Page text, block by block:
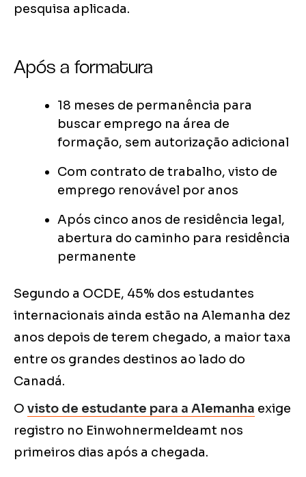
pesquisa aplicada.
Após a formatura
18 meses de permanência para
buscar emprego na área de
formação, sem autorização adicional
Com contrato de trabalho, visto de
emprego renovável por anos
Após cinco anos de residência legal,
abertura do caminho para residência
permanente
Segundo a OCDE, 45% dos estudantes
internacionais ainda estão na Alemanha dez
anos depois de terem chegado, a maior taxa
entre os grandes destinos ao lado do
Canadá.
O visto de estudante para a Alemanha exige
registro no Einwohnermeldeamt nos
primeiros dias após a chegada.